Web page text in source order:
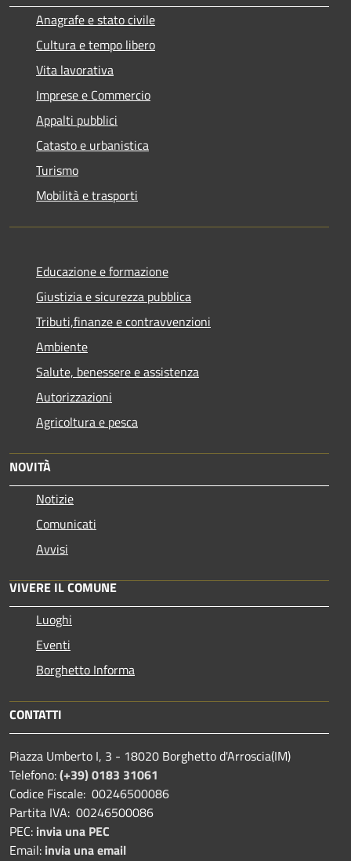
Anagrafe e stato civile
Cultura e tempo libero
Vita lavorativa
Imprese e Commercio
Appalti pubblici
Catasto e urbanistica
Turismo
Mobilità e trasporti
Educazione e formazione
Giustizia e sicurezza pubblica
Tributi,finanze e contravvenzioni
Ambiente
Salute, benessere e assistenza
Autorizzazioni
Agricoltura e pesca
NOVITÀ
Notizie
Comunicati
Avvisi
VIVERE IL COMUNE
Luoghi
Eventi
Borghetto Informa
CONTATTI
Piazza Umberto I, 3 - 18020 Borghetto d'Arroscia(IM)
Telefono:(+39) 0183 31061
Codice Fiscale: 00246500086
Partita IVA: 00246500086
PEC: invia una PEC
Email: invia una email